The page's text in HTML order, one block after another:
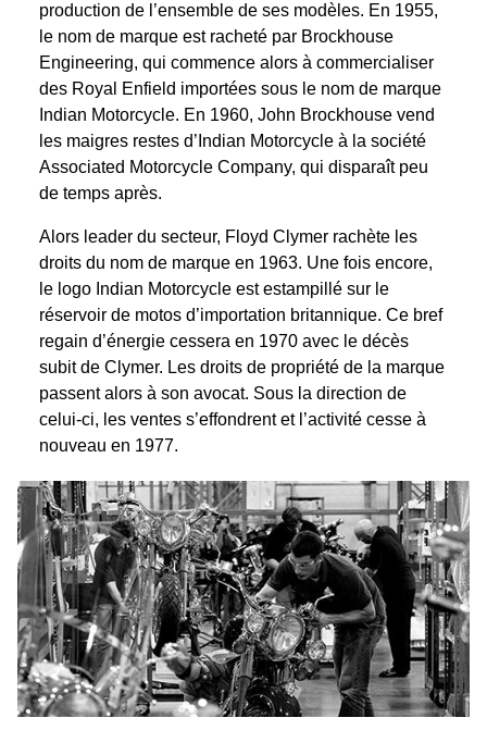
production de l’ensemble de ses modèles. En 1955,
le nom de marque est racheté par Brockhouse
Engineering, qui commence alors à commercialiser
des Royal Enfield importées sous le nom de marque
Indian Motorcycle. En 1960, John Brockhouse vend
les maigres restes d’Indian Motorcycle à la société
Associated Motorcycle Company, qui disparaît peu
de temps après.
Alors leader du secteur, Floyd Clymer rachète les
droits du nom de marque en 1963. Une fois encore,
le logo Indian Motorcycle est estampillé sur le
réservoir de motos d’importation britannique. Ce bref
regain d’énergie cessera en 1970 avec le décès
subit de Clymer. Les droits de propriété de la marque
passent alors à son avocat. Sous la direction de
celui-ci, les ventes s’effondrent et l’activité cesse à
nouveau en 1977.